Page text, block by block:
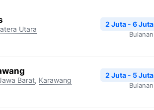
Utara
2 Juta - 6 Juta
Bulanan
Barat, Karawang
2 Juta - 5 Juta
Bulanan